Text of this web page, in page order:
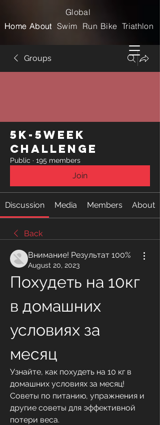
Home
Global
Home
Swim Run Bike Triathlon
About
About
Groups
5k-5week
Challenge
Public · 195 members
Join
Discussion Media Members About
Back
Внимание! Результат 100%
August 20, 2023
Похудеть на 10кг
в домашних
условиях за
месяц
Узнайте, как похудеть на 10 кг в
домашних условиях за месяц!
Советы по питанию, упражнения и
другие советы для эффективной
потери веса.